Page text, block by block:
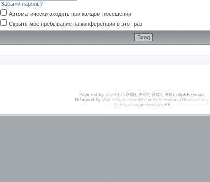
Забыли пароль?
Автоматически входить при каждом посещении
Скрыть моё пребывание на конференции в этот раз
Powered by phpBB© 2000, 2002, 2005, 2007 phpBB Group.
Designed by Vjacheslav Trushkinfor Free Forums/DivisionCore.
Русская поддержка phpBB